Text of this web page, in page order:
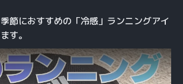
節におすすめの「冷感」ランニングアイ
す。